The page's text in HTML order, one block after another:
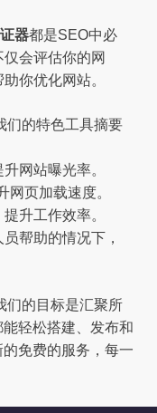
器都是SEO中必
会评估你的网
你优化网站。
们的特色工具摘要
网站曝光率。
网页加载速度。
升工作效率。
帮助的情况下，
们的目标是汇聚所
轻松搭建、发布和
免费的服务，每一